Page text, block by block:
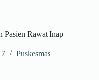
Pasien Rawat Inap
Puskesmas